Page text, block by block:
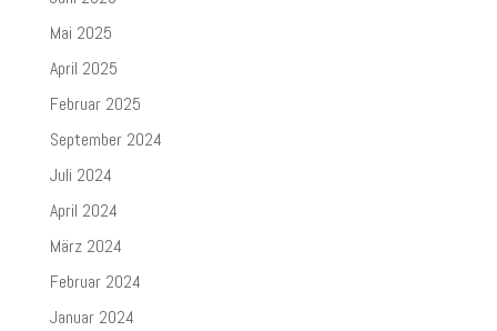
Mai 2025
April 2025
Februar 2025
September 2024
Juli 2024
April 2024
März 2024
Februar 2024
Januar 2024